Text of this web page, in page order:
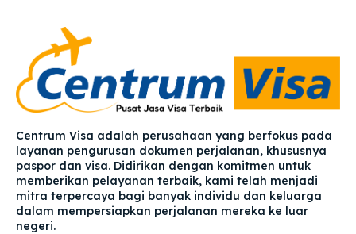
Centrum Visa adalah perusahaan yang berfokus pada
layanan pengurusan dokumen perjalanan, khususnya
paspor dan visa. Didirikan dengan komitmen untuk
memberikan pelayanan terbaik, kami telah menjadi
mitra terpercaya bagi banyak individu dan keluarga
dalam mempersiapkan perjalanan mereka ke luar
negeri.